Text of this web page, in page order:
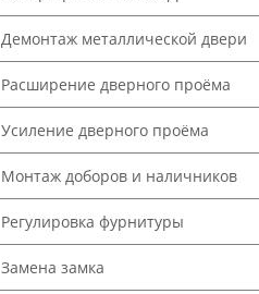
Демонтаж металлической двери
Расширение дверного проёма
Усиление дверного проёма
Монтаж доборов и наличников
Регулировка фурнитуры
Замена замка